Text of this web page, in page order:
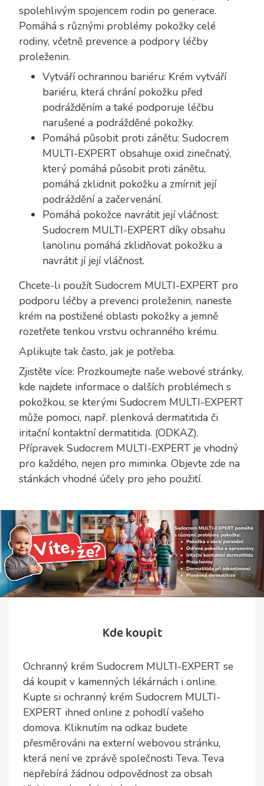
spolehlivým spojencem rodin po generace.
Pomáhá s různými problémy pokožky celé
rodiny, včetně prevence a podpory léčby
proleženin.
Vytváří ochrannou bariéru: Krém vytváří
bariéru, která chrání pokožku před
podrážděním a také podporuje léčbu
narušené a podrážděné pokožky.
Pomáhá působit proti zánětu: Sudocrem
MULTI-EXPERT obsahuje oxid zinečnatý,
který pomáhá působit proti zánětu,
pomáhá zklidnit pokožku a zmírnit její
podráždění a začervenání.
Pomáhá pokožce navrátit její vláčnost:
Sudocrem MULTI-EXPERT díky obsahu
lanolinu pomáhá zklidňovat pokožku a
navrátit jí její vláčnost.
Chcete-li použít Sudocrem MULTI-EXPERT pro
podporu léčby a prevenci proleženin, naneste
krém na postižené oblasti pokožky a jemně
rozetřete tenkou vrstvu ochranného krému.
Aplikujte tak často, jak je potřeba.
Zjistěte více: Prozkoumejte naše webové stránky,
kde najdete informace o dalších problémech s
pokožkou, se kterými Sudocrem MULTI-EXPERT
může pomoci, např. plenková dermatitida či
iritační kontaktní dermatitida. (ODKAZ).
Přípravek Sudocrem MULTI-EXPERT je vhodný
pro každého, nejen pro miminka. Objevte zde na
stánkách vhodné účely pro jeho použití.
Kde koupit
Ochranný krém Sudocrem MULTI-EXPERT se
dá koupit v kamenných lékárnách i online.
Kupte si ochranný krém Sudocrem MULTI-
EXPERT ihned online z pohodlí vašeho
domova. Kliknutím na odkaz budete
přesměrováni na externí webovou stránku,
která není ve zprávě společnosti Teva. Teva
nepřebírá žádnou odpovědnost za obsah